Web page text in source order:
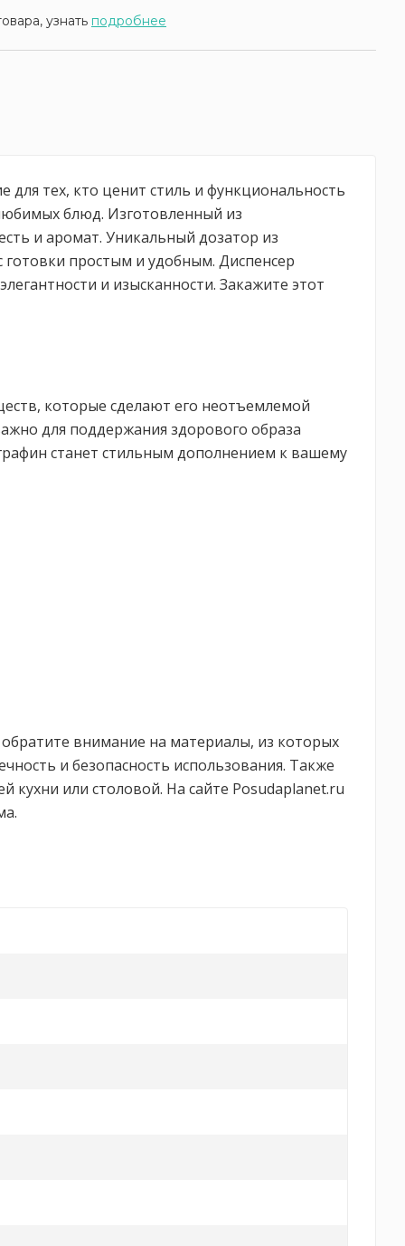
узнать подробнее
для тех, кто ценит стиль и функциональность
блюд. Изготовленный из
и аромат. Уникальный дозатор из
простым и удобным. Диспенсер
и изысканности. Закажите этот
которые сделают его неотъемлемой
для поддержания здорового образа
станет стильным дополнением к вашему
внимание на материалы, из которых
и безопасность использования. Также
кухни или столовой. На сайте Posudaplanet.ru